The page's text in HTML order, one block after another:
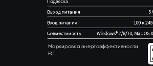
Маркировка энергоэффективности
ЕС